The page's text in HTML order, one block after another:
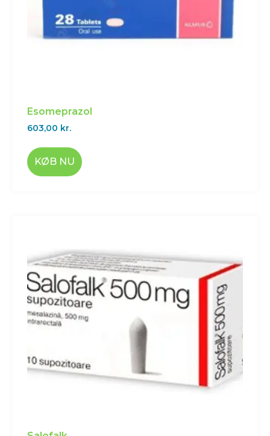
Esomeprazol
603,00 kr.
KØB NU